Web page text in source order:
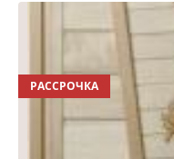
РАССРОЧКА